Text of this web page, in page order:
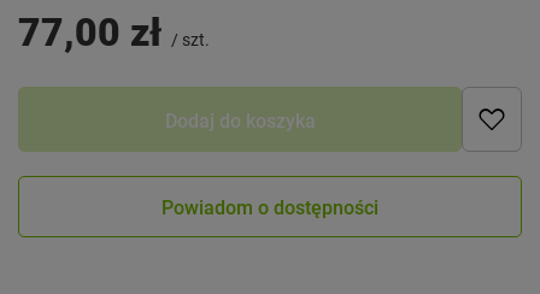
77,00 zł / szt.
Dodaj do koszyka
Powiadom o dostępności